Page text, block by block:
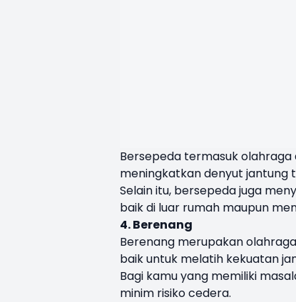
Bersepeda termasuk
meningkatkan denyut jantung
Selain itu, bersepeda juga
baik di luar rumah maupun
4. Berenang
Berenang merupakan
baik untuk melatih kekuatan
Bagi kamu yang memiliki
minim risiko cedera.